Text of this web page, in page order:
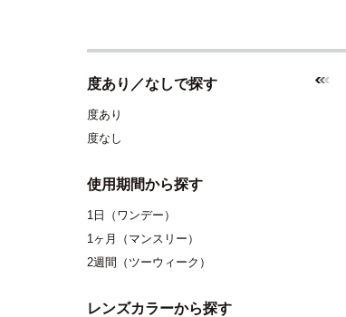
度あり／なしで探す
度あり
度なし
使用期間から探す
1日（ワンデー）
1ヶ月（マンスリー）
2週間（ツーウィーク）
レンズカラーから探す